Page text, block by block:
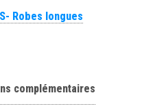
Robes longues
complémentaires